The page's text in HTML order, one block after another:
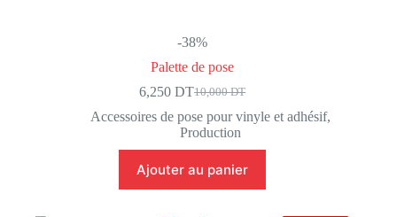
-38%
Palette de pose
10,000DT
Le
prix
initial
était :
10,000 DT.
6,250DTLe
prix
actuel
est :
6,250 DT.
Accessoires de pose pour vinyle et adhésif,
Production
Ajouter au panier